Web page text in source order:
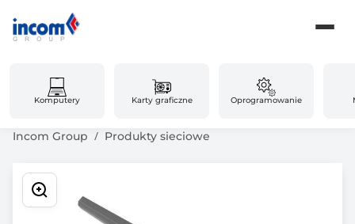
Komputery Karty graficzne Oprogramowanie
Incom Group Produkty sieciowe